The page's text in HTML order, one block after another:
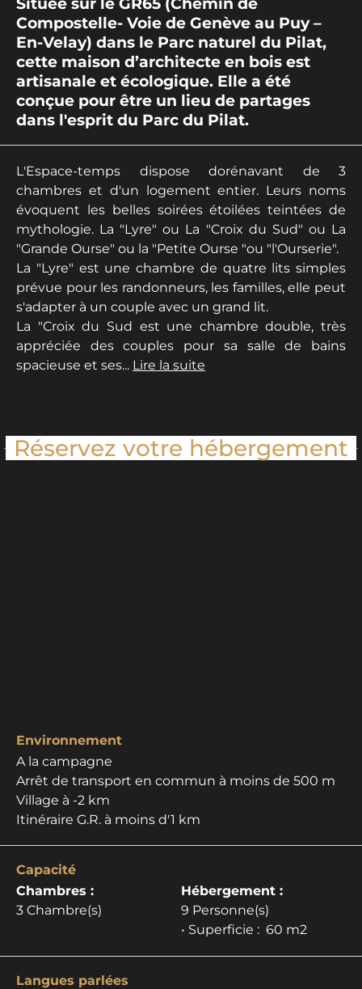
Compostelle- Voie de Genève au Puy –
En-Velay) dans le Parc naturel du Pilat,
cette maison d’architecte en bois est
artisanale et écologique. Elle a été
conçue pour être un lieu de partages
dans l'esprit du Parc du Pilat.
L'Espace-temps dispose dorénavant de 3
chambres et d'un logement entier. Leurs noms
évoquent les belles soirées étoilées teintées de
mythologie. La "Lyre" ou La "Croix du Sud" ou La
"Grande Ourse" ou la "Petite Ourse "ou "l'Ourserie".
La "Lyre" est une chambre de quatre lits simples
prévue pour les randonneurs, les familles, elle peut
s'adapter à un couple avec un grand lit.
La "Croix du Sud est une chambre double, très
appréciée des couples pour sa salle de bains
spacieuse et ses... Lire la suite
Réservez votre hébergement
Environnement
A la campagne
Arrêt de transport en commun à moins de 500 m
Village à -2 km
Itinéraire G.R. à moins d'1 km
Capacité
Chambres :
3 Chambre(s)
Hébergement :
9 Personne(s)
• Superficie : 60 m2
Langues parlées